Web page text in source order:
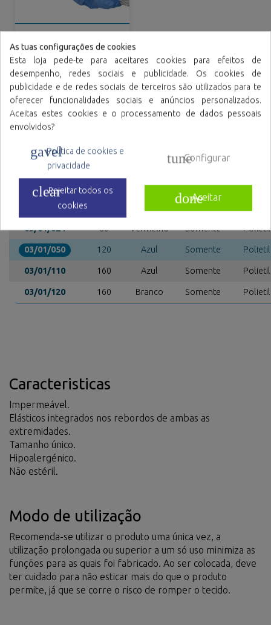
polipropileno
plastificado
Variedade de cores
Referências de família
Referência
03/01/010 Somente
03/01/014 80 Verde Somente
03/01/020
03/01/024 80 Vermelho Somente
03/01/050 120 Azul Somente
03/01/110 160 Azul Somente
03/01/120 160 Branco Somente
Caracteristicas
Impermeável.
Elásticos integrados nos rebordos de ambas as
extremidades.
Tamanho único.
Hipoalergénico.
Não estéril.
Modo de utilização
Recomenda-se utilizar o produto uma única vez, a
utilização prolongada ou superior a um só uso minimiza as
funções para as quais foi fabricado. Ao ser colocada, deve
ter cuidado para não esticar mais do que o produto
permite, já que se corre o risco de romper o tecido.
As tuas configurações de cookies
Esta loja pede-te para aceitares cookies para efeitos de
desempenho, redes sociais e publicidade. Os cookies de
publicidade e de redes sociais de terceiros são utilizados para te
oferecer funcionalidades sociais e anúncios personalizados.
Aceitas estes cookies e o processamento de dados pessoais
envolvidos?
gavel
Política de cookies e
privacidade
tuneConfigurar
clear
Rejeitar todos os
cookies
doneAceitar